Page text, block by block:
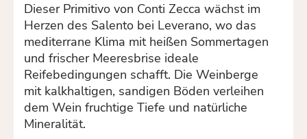
Dieser Primitivo von Conti Zecca wächst im
Herzen des Salento bei Leverano, wo das
mediterrane Klima mit heißen Sommertagen
und frischer Meeresbrise ideale
Reifebedingungen schafft. Die Weinberge
mit kalkhaltigen, sandigen Böden verleihen
dem Wein fruchtige Tiefe und natürliche
Mineralität.